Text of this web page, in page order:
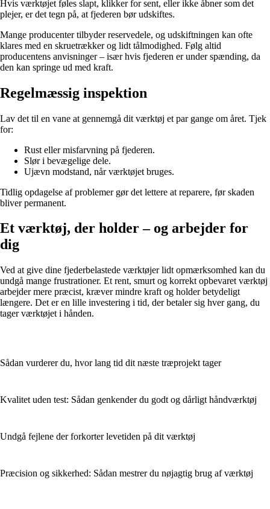
Hvis værktøjet føles slapt, klikker for sent, eller ikke åbner som det
plejer, er det tegn på, at fjederen bør udskiftes.
Mange producenter tilbyder reservedele, og udskiftningen kan ofte
klares med en skruetrækker og lidt tålmodighed. Følg altid
producentens anvisninger – især hvis fjederen er under spænding, da
den kan springe ud med kraft.
Regelmæssig inspektion
Lav det til en vane at gennemgå dit værktøj et par gange om året. Tjek
for:
Rust eller misfarvning på fjederen.
Slør i bevægelige dele.
Ujævn modstand, når værktøjet bruges.
Tidlig opdagelse af problemer gør det lettere at reparere, før skaden
bliver permanent.
Et værktøj, der holder – og arbejder for
dig
Ved at give dine fjederbelastede værktøjer lidt opmærksomhed kan du
undgå mange frustrationer. Et rent, smurt og korrekt opbevaret værktøj
arbejder mere præcist, kræver mindre kraft og holder betydeligt
længere. Det er en lille investering i tid, der betaler sig hver gang, du
tager værktøjet i hånden.
Sådan vurderer du, hvor lang tid dit næste træprojekt tager
Kvalitet uden test: Sådan genkender du godt og dårligt håndværktøj
Undgå fejlene der forkorter levetiden på dit værktøj
Præcision og sikkerhed: Sådan mestrer du nøjagtig brug af værktøj